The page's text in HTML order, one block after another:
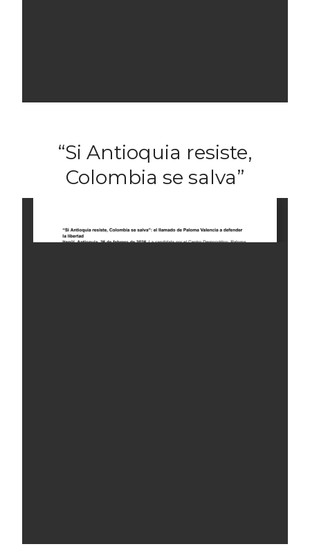
“Si Antioquia resiste,
Colombia se salva”